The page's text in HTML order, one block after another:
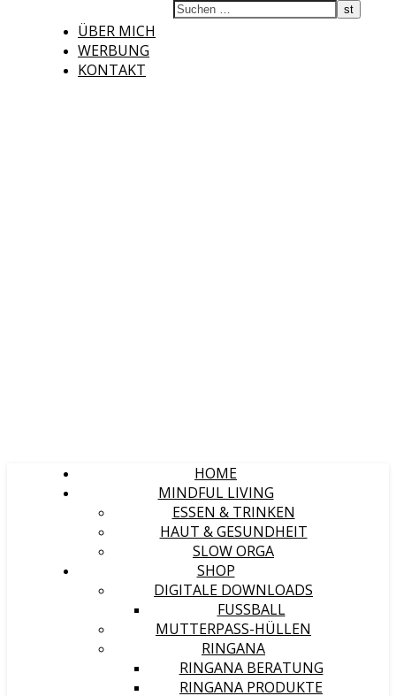
ÜBER MICH
WERBUNG
KONTAKT
HOME
MINDFUL LIVING
ESSEN & TRINKEN
HAUT & GESUNDHEIT
SLOW ORGA
SHOP
DIGITALE DOWNLOADS
FUSSBALL
MUTTERPASS-HÜLLEN
RINGANA
RINGANA BERATUNG
RINGANA PRODUKTE